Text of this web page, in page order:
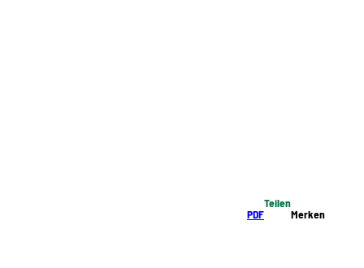
PDF
Teilen
Merken